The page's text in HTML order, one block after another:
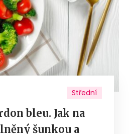
Střední
bleu. Jak na
šunkou a